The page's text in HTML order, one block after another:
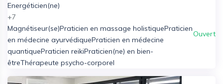
Energéticien(ne)
+7
Magnétiseur(se)Praticien en massage holistiquePraticien
en médecine ayurvédiquePraticien en médecine
quantiquePraticien reikiPraticien(ne) en bien-
êtreThérapeute psycho-corporel
Ouvert